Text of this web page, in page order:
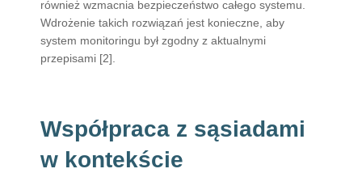
również wzmacnia bezpieczeństwo całego systemu.
Wdrożenie takich rozwiązań jest konieczne, aby
system monitoringu był zgodny z aktualnymi
przepisami [2].
Współpraca z sąsiadami
w kontekście